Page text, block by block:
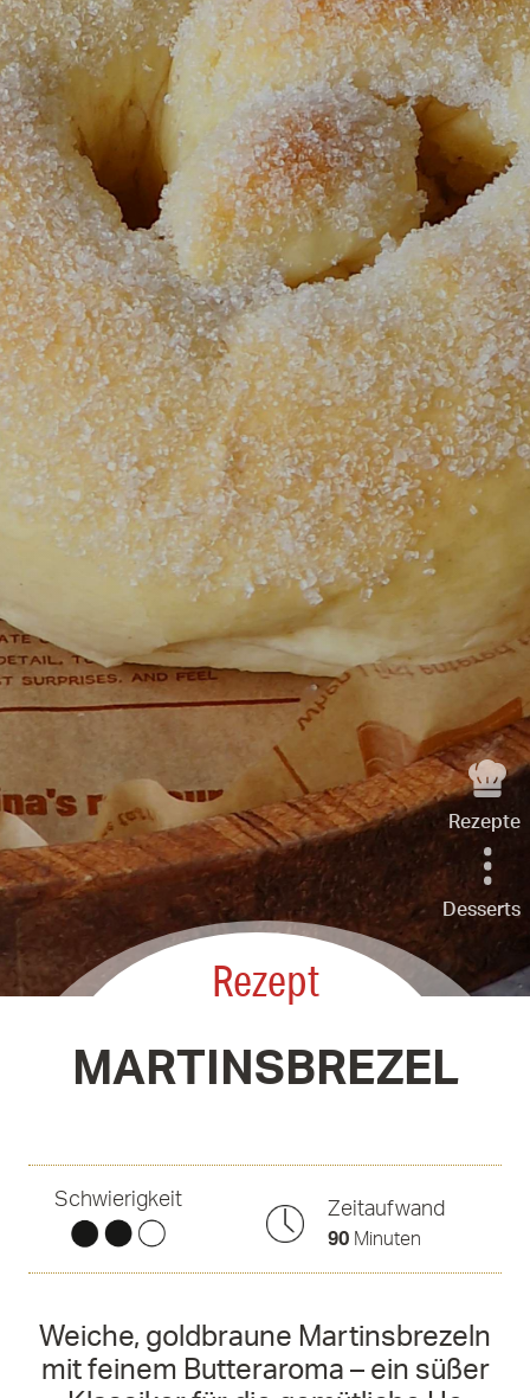
Rezepte
Desserts
Rezept
MARTINSBREZEL
Schwierigkeit Zeitaufwand
90Minuten
Weiche, goldbraune Martinsbrezeln
mit feinem Butteraroma – ein süßer